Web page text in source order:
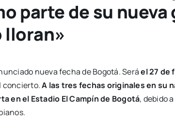
parte de su nueva
lloran»
nueva fecha de Bogotá. Seráel 27 de
concierto.A las tres fechas originales en su
en el Estadio El Campín de Bogotá, debido